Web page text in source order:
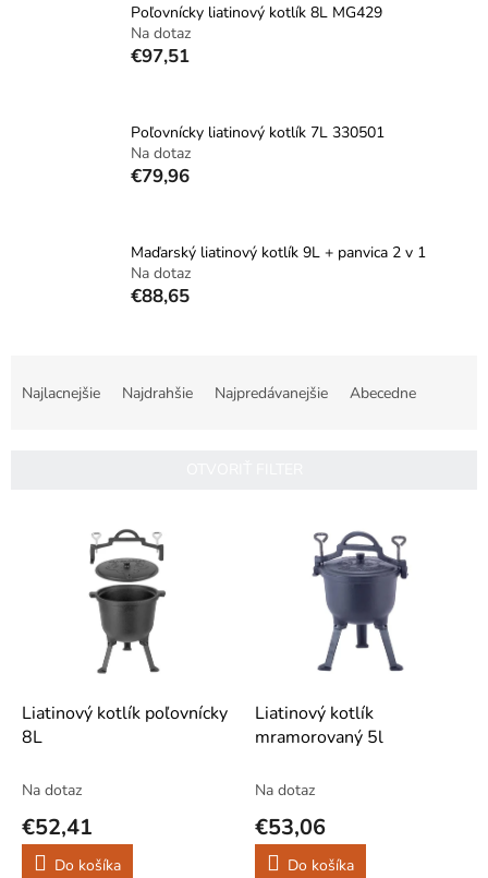
Poľovnícky liatinový kotlík 8L MG429
Na dotaz
€97,51
Poľovnícky liatinový kotlík 7L 330501
Na dotaz
€79,96
Maďarský liatinový kotlík 9L + panvica 2 v 1
Na dotaz
€88,65
Najlacnejšie Najdrahšie Najpredávanejšie Abecedne
Liatinový kotlík poľovnícky
8L
Na dotaz
€52,41
Do košíka
Liatinový kotlík
mramorovaný 5l
Na dotaz
€53,06
Do košíka